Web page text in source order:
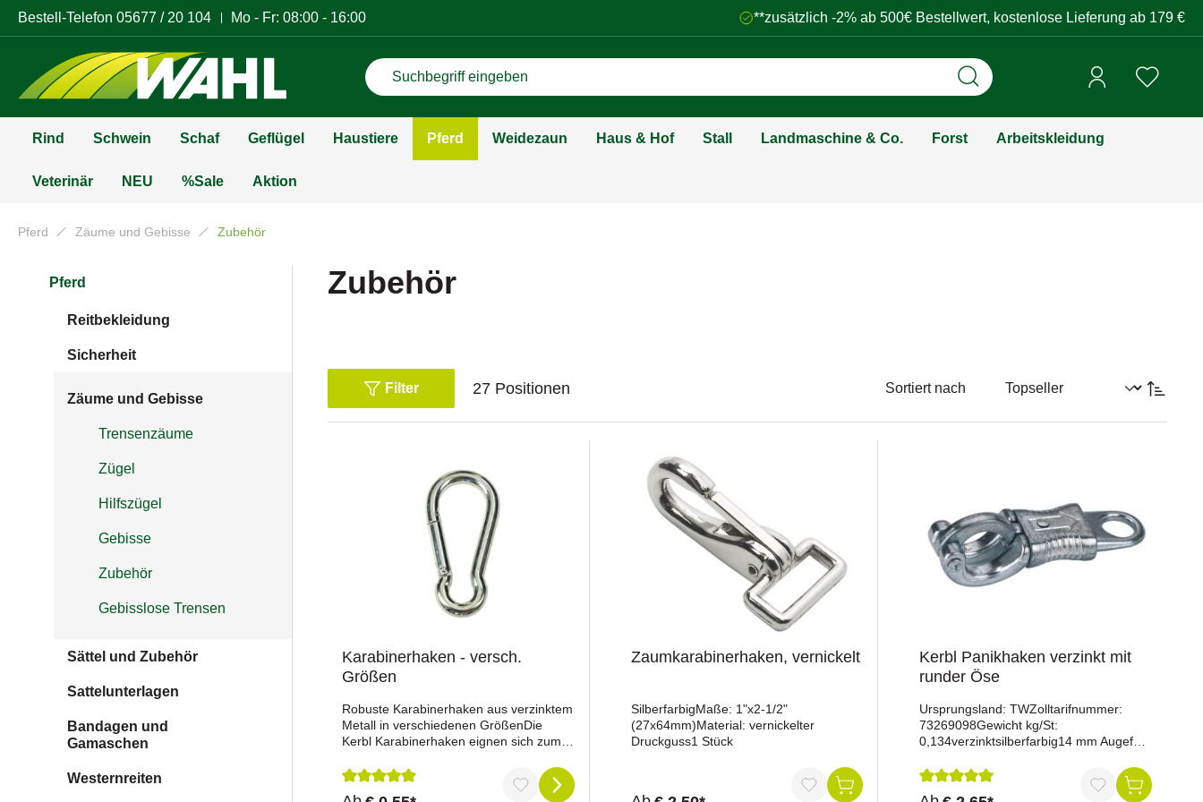
Bestell-Telefon 05677 / 20 104 Mo - Fr: 08:00 - 16:00 **zusätzlich -2% ab 500€ Bestellwert, kostenlose Lieferung ab 179 €
Rind Schwein Schaf Geflügel Haustiere Pferd Weidezaun Haus & Hof Stall Landmaschine & Co. Forst Arbeitskleidung
Veterinär NEU %Sale Aktion
Pferd Zäume und Gebisse Zubehör
Pferd
Reitbekleidung
Sicherheit
Zäume und Gebisse
Trensenzäume
Zügel
Hilfszügel
Gebisse
Zubehör
Gebisslose Trensen
Sättel und Zubehör
Sattelunterlagen
Bandagen und
Gamaschen
Westernreiten
Zubehör
Filter 27 Positionen Sortiert nach
Karabinerhaken - versch.
Größen
Robuste Karabinerhaken aus verzinktem
Metall in verschiedenen GrößenDie
Kerbl Karabinerhaken eignen sich zum
Einhängen verschiedenster
Gegenstände in Stall, Landwirtschaft,
Durchschnittliche Bewertung von 5 von 5 Sternen
Zaumkarabinerhaken, vernickelt
SilberfarbigMaße: 1"x2-1/2"
(27x64mm)Material: vernickelter
Druckguss1 Stück
Kerbl Panikhaken verzinkt mit
runder Öse
Ursprungsland: TWZolltarifnummer:
73269098Gewicht kg/St:
0,134verzinktsilberfarbig14 mm Augefür
Durchschnittliche Bewertung von 5 von 5